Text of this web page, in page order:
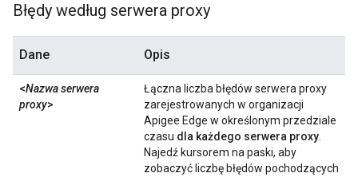
Błędy według serwera proxy
Dane Opis
<Nazwa serwera
proxy>
Łączna liczba błędów serwera proxy
zarejestrowanych w organizacji
Apigee Edge w określonym przedziale
czasu dla każdego serwera proxy.
Najedź kursorem na paski, aby
zobaczyć liczbę błędów pochodzących